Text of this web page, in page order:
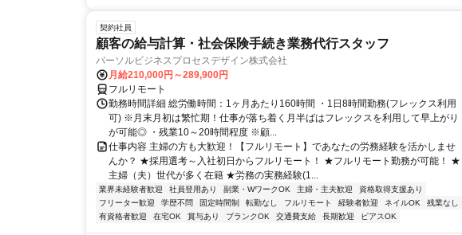
契約社員
顧客の給与計算・社会保険手続き業務代行スタッフ
パーソルビジネスプロセスデザイン株式会社
月給210,000円～289,900円
フルリモート
勤務時間詳細 総労働時間：1ヶ月あたり160時間 ・1日8時間勤務(フレックス利用
可) ※月末月初は繁忙期！仕事が落ち着く月半ばはフレックスを利用して早上がり
が可能◎ ・残業10～20時間程度 ※顧...
仕事内容 主婦の方も大歓迎！【フルリモート】であなたの労務経験を活かしませ
んか？ ★採用選考～入社初日からフルリモート！ ★フルリモート勤務が可能！ ★
主婦（夫）世代が多く在籍 ★労務の実務経験(1...
業界未経験者歓迎 社員登用あり 副業・WワークOK 主婦・主夫歓迎
資格取得支援あり
フリーター歓迎
学歴不問 固定時間制 転勤なし フルリモート 経験者歓迎 ネイルOK
残業なし
有資格者歓迎
在宅OK 賞与あり ブランクOK 交通費支給 長期歓迎 ピアスOK